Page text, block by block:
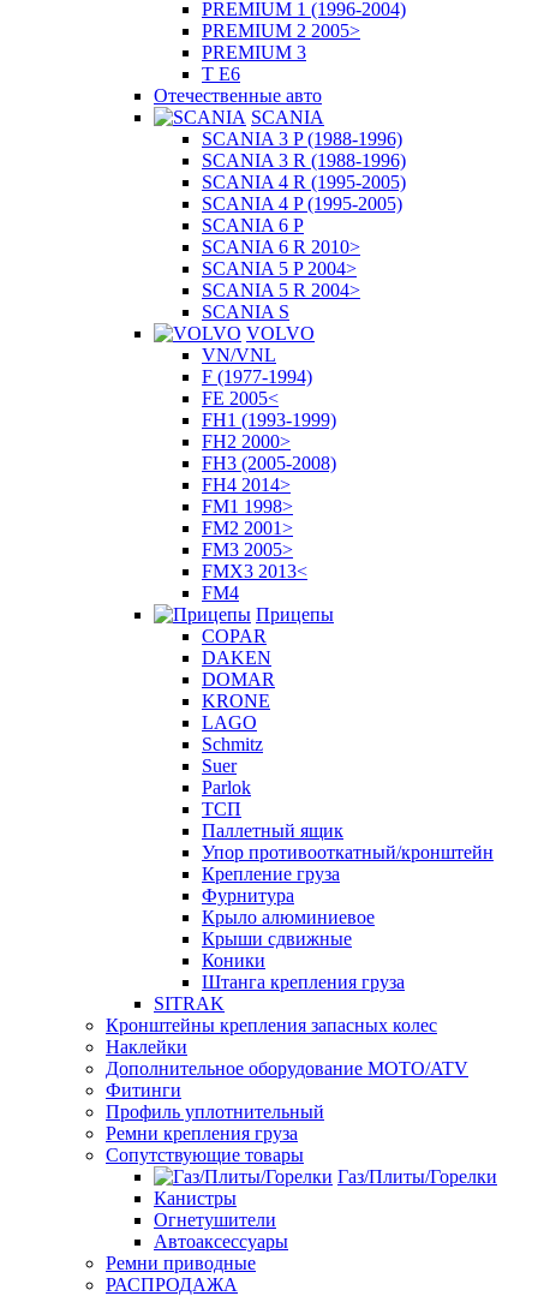
PREMIUM 1 (1996-2004)
PREMIUM 2 2005>
PREMIUM 3
T E6
Отечественные авто
SCANIA
SCANIA 3 P (1988-1996)
SCANIA 3 R (1988-1996)
SCANIA 4 R (1995-2005)
SCANIA 4 P (1995-2005)
SCANIA 6 P
SCANIA 6 R 2010>
SCANIA 5 P 2004>
SCANIA 5 R 2004>
SCANIA S
VOLVO
VN/VNL
F (1977-1994)
FE 2005<
FH1 (1993-1999)
FH2 2000>
FH3 (2005-2008)
FH4 2014>
FM1 1998>
FM2 2001>
FM3 2005>
FMX3 2013<
FM4
Прицепы
COPAR
DAKEN
DOMAR
KRONE
LAGO
Schmitz
Suer
Parlok
ТСП
Паллетный ящик
Упор противооткатный/кронштейн
Крепление груза
Фурнитура
Крыло алюминиевое
Крыши сдвижные
Коники
Штанга крепления груза
SITRAK
Кронштейны крепления запасных колес
Наклейки
Дополнительное оборудование MOTO/ATV
Фитинги
Профиль уплотнительный
Ремни крепления груза
Сопутствующие товары
Газ/Плиты/Горелки
Канистры
Огнетушители
Автоаксессуары
Ремни приводные
РАСПРОДАЖА